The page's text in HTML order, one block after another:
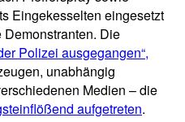
Eingekesselten eingesetzt
Die
Polizei ausgegangen“,
unabhängig
Medien – die
aufgetreten.